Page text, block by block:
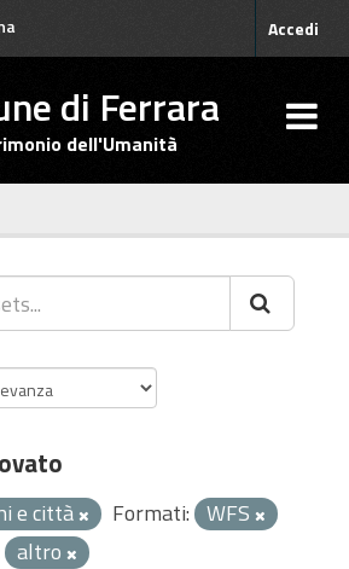
Accedi
di Ferrara
dell'Umanità
e città Formati: WFS
altro